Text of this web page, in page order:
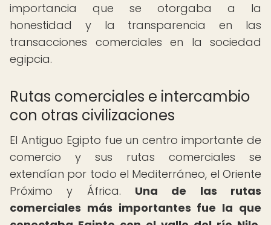
importancia que se otorgaba a la
honestidad y la transparencia en las
transacciones comerciales en la sociedad
egipcia.
Rutas comerciales e intercambio
con otras civilizaciones
El Antiguo Egipto fue un centro importante de
comercio y sus rutas comerciales se
extendían por todo el Mediterráneo, el Oriente
Próximo y África. Una de las rutas
comerciales más importantes fue la que